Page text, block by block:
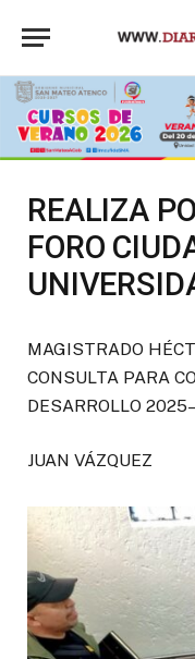
REALIZA
FORO
MAGISTRADO
CONSULTA PARA
DESARROLLO
JUAN VÁZQUEZ